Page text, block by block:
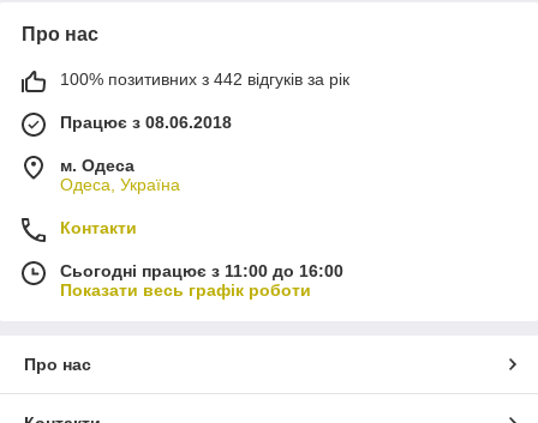
Про нас
100% позитивних з 442 відгуків за рік
Працює з 08.06.2018
м. Одеса
Одеса, Україна
Контакти
Сьогодні працює з 11:00 до 16:00
Показати весь графік роботи
Про нас